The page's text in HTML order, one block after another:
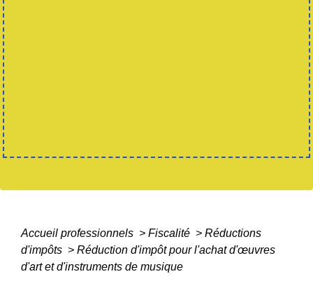
Accueil professionnels > Fiscalité > Réductions
d'impôts > Réduction d'impôt pour l'achat d'œuvres
d'art et d'instruments de musique